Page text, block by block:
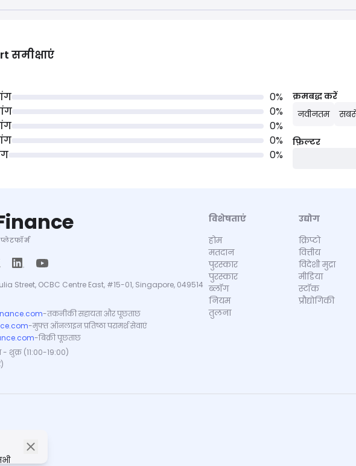
समीक्षाएं
0%
0%
0%
0%
0%
क्रमबद्ध करें
नवीनतम
सबसे
फ़िल्टर
Street, OCBC Centre East, #15-01, Singapore, 049514
-तकनीकी सहायता और पूछताछ
-मुफ्त ऑनलाइन प्रतिष्ठा परामर्श सेवाएं
-बिक्री पूछताछ
- शुक्र (11:00-19:00)
विशेषताएं
होम
मतदान
पुरस्कार
पुरस्कार
ब्लॉग
नियम
तुलना
उद्योग
क्रिप्टो
वित्तीय
विदेशी मुद्रा
मीडिया
स्टॉक
प्रौद्योगिकी